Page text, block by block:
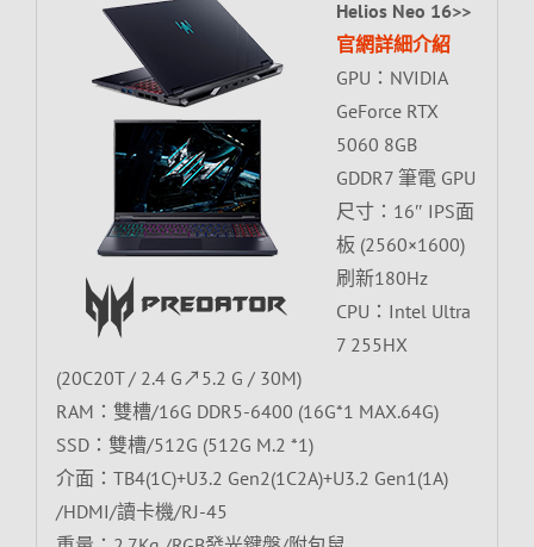
Helios Neo 16>>
官網詳細介紹
GPU：NVIDIA
GeForce RTX
5060 8GB
GDDR7 筆電 GPU
尺寸：16″ IPS面
板 (2560×1600)
刷新180Hz
CPU：Intel Ultra
7 255HX
(20C20T / 2.4 G↗5.2 G / 30M)
RAM：雙槽/16G DDR5-6400 (16G*1 MAX.64G)
SSD：雙槽/512G (512G M.2 *1)
介面：TB4(1C)+U3.2 Gen2(1C2A)+U3.2 Gen1(1A)
/HDMI/讀卡機/RJ-45